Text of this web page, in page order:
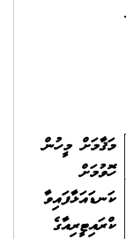
މަޤާމަށް މީހުން
ހޮވުމަށް
ކަނޑައަޅާފައިވާ
ކްރައިޓީރިއާގެ